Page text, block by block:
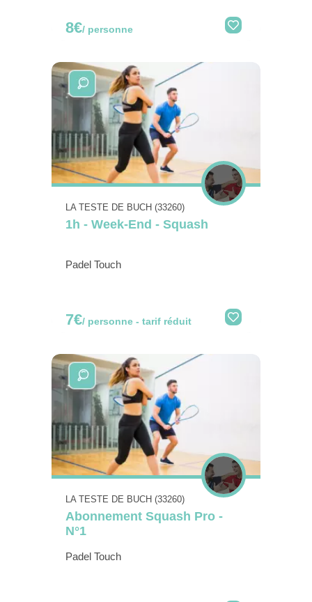
8€/ personne
LA TESTE DE BUCH (33260)
1h - Week-End - Squash
Padel Touch
7€/ personne - tarif réduit
LA TESTE DE BUCH (33260)
Abonnement Squash Pro -
N°1
Padel Touch